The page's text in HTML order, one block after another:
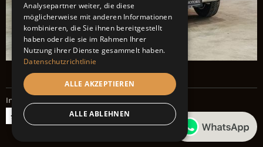
Impressum
Analysepartner weiter, die diese
möglicherweise mit anderen Informationen
kombinieren, die Sie ihnen bereitgestellt
haben oder die sie im Rahmen Ihrer
Nutzung ihrer Dienste gesammelt haben.
Datenschutzrichtlinie
ALLE AKZEPTIEREN
ALLE ABLEHNEN